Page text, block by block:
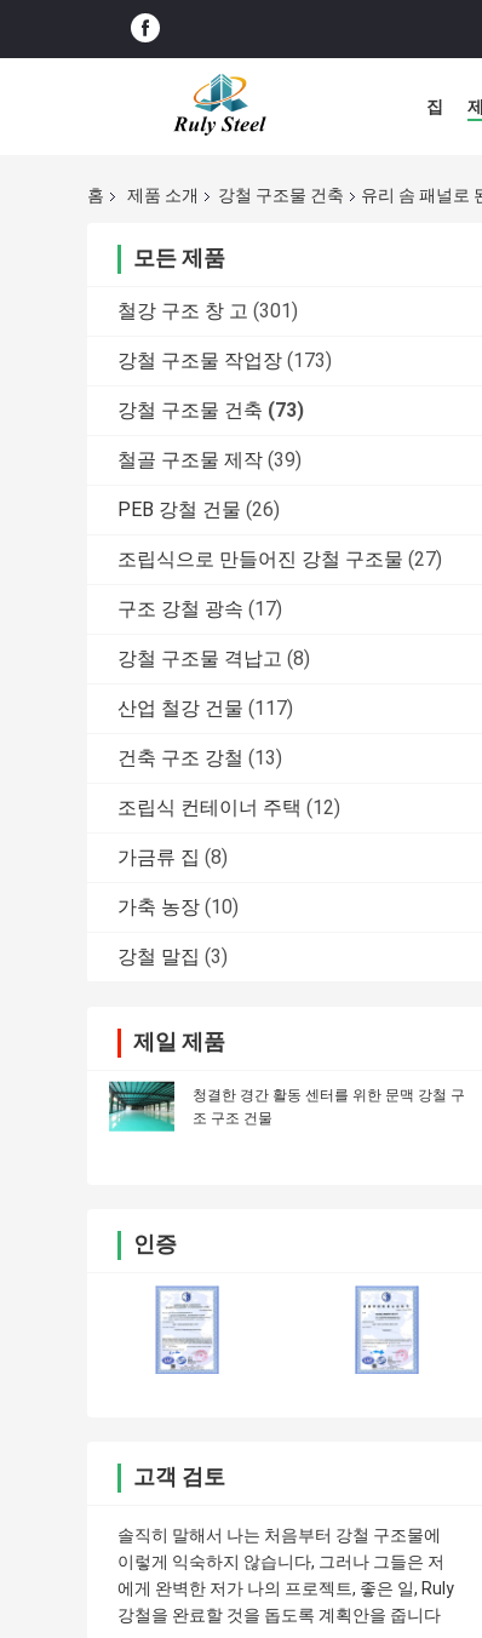
집
홈 제품 소개 강철 구조물 건축 유리 솜 패널로
모든 제품
철강 구조 창 고 (301)
강철 구조물 작업장 (173)
강철 구조물 건축 (73)
철골 구조물 제작 (39)
PEB 강철 건물 (26)
조립식으로 만들어진 강철 구조물 (27)
구조 강철 광속 (17)
강철 구조물 격납고 (8)
산업 철강 건물 (117)
건축 구조 강철 (13)
조립식 컨테이너 주택 (12)
가금류 집 (8)
가축 농장 (10)
강철 말집 (3)
제일 제품
청결한 경간 활동 센터를 위한 문맥 강철 구
조 구조 건물
인증
고객 검토
솔직히 말해서 나는 처음부터 강철 구조물에
이렇게 익숙하지 않습니다, 그러나 그들은 저
에게 완벽한 저가 나의 프로젝트, 좋은 일, Ruly
강철을 완료할 것을 돕도록 계획안을 줍니다